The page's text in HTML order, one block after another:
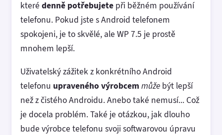
které denně potřebujete při běžném používání
telefonu. Pokud jste s Android telefonem
spokojeni, je to skvělé, ale WP 7.5 je prostě
mnohem lepší.
Uživatelský zážitek z konkrétního Android
telefonu upraveného výrobcem může být lepší
než z čistého Androidu. Anebo také nemusí... Což
je docela problém. Také je otázkou, jak dlouho
bude výrobce telefonu svoji softwarovou úpravu